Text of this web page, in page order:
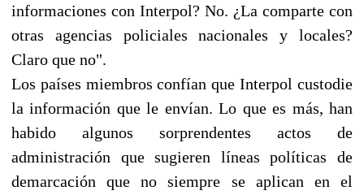
informaciones con Interpol? No. ¿La comparte con
otras agencias policiales nacionales y locales?
Claro que no".
Los países miembros confían que Interpol custodie
la información que le envían. Lo que es más, han
habido algunos sorprendentes actos de
administración que sugieren líneas políticas de
demarcación que no siempre se aplican en el